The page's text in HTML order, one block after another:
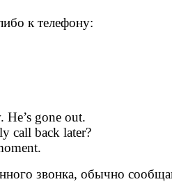
к телефону:
gone out.
call back later?
звонка, обычно